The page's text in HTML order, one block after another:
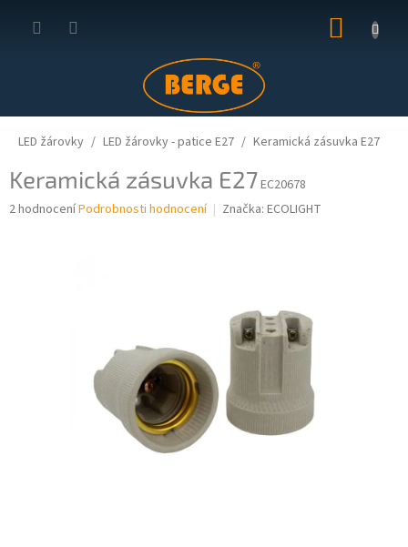
KOŠÍK
LED žárovky LED žárovky - patice E27 Keramická zásuvka E27
Keramická zásuvka E27EC20678
Průměrné
2 hodnoceníPodrobnosti hodnocení Značka: ECOLIGHT